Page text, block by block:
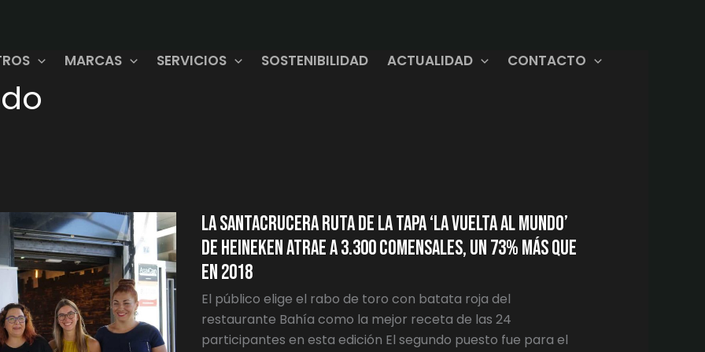
MARCAS SERVICIOS SOSTENIBILIDAD ACTUALIDAD CONTACTO
La santacrucera ruta de la tapa ‘La Vuelta al Mundo’
de Heineken atrae a 3.300 comensales, un 73% más que
en 2018
El público elige el rabo de toro con batata roja del
restaurante Bahía como la mejor receta de las 24
participantes en esta edición El segundo puesto fue para el
‘LA
VUELTA
AL
MUNDO’
DE
HEINEKEN
A
3.300
COMENSALES,
73%